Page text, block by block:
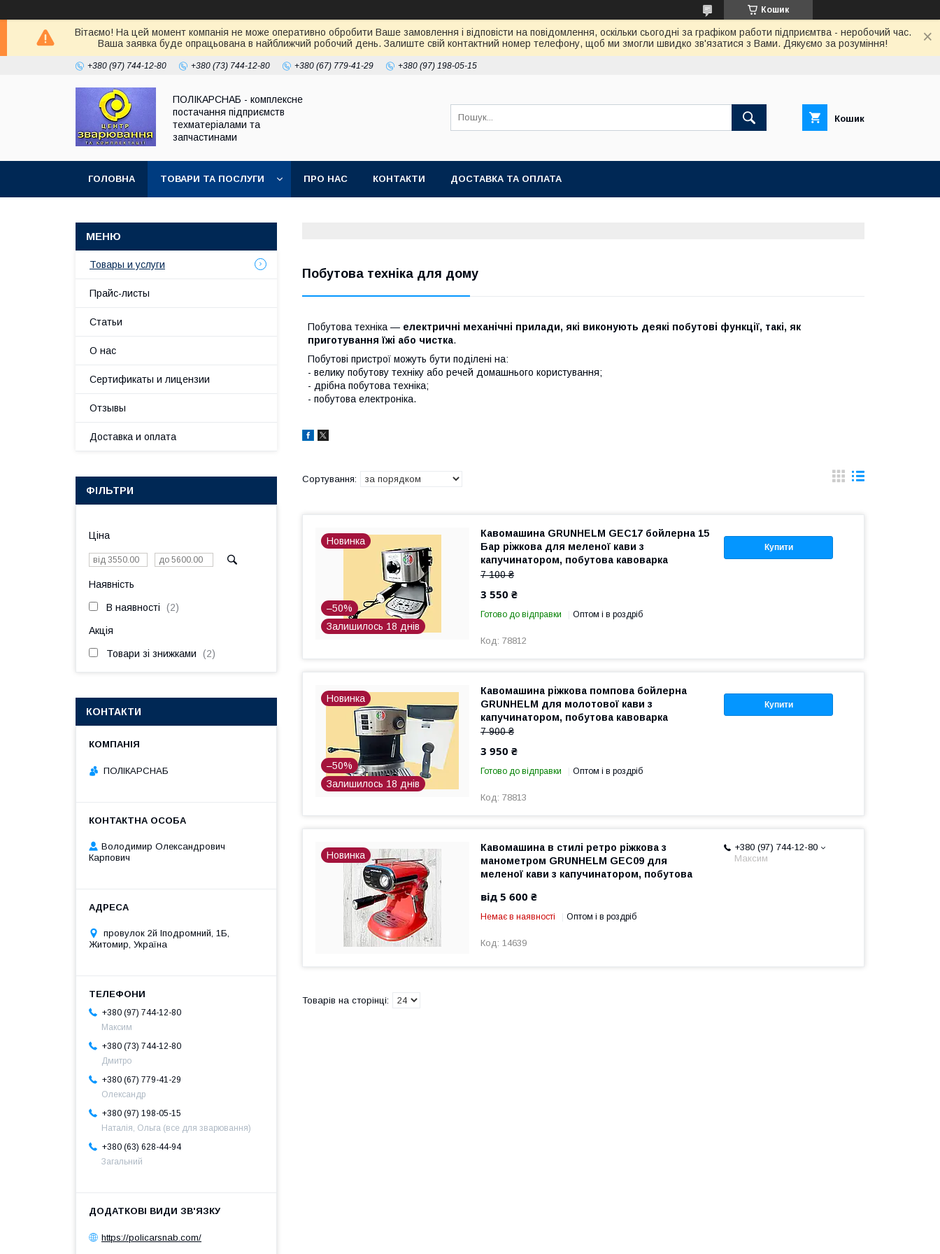
Кошик
Вітаємо! На цей момент компанія не може оперативно обробити Ваше замовлення і відповісти на повідомлення, оскільки сьогодні за графіком работи підприємтва - неробочий час.
Ваша заявка буде опрацьована в найближчий робочий день. Залиште свій контактний номер телефону, щоб ми змогли швидко зв'язатися з Вами. Дякуємо за розуміння!
+380 (97) 744-12-80 +380 (73) 744-12-80 +380 (67) 779-41-29 +380 (97) 198-05-15
ПОЛІКАРСНАБ - комплексне
постачання підприємств
техматеріалами та
запчастинами
Кошик
ГОЛОВНА ТОВАРИ ТА ПОСЛУГИ ПРО НАС КОНТАКТИ ДОСТАВКА ТА ОПЛАТА
Побутова техніка для дому
Побутова техніка — електричні механічні прилади, які виконують деякі побутові функції, такі, як
приготування їжі або чистка.
Побутові пристрої можуть бути поділені на:
- велику побутову техніку або речей домашнього користування;
- дрібна побутова техніка;
- побутова електроніка.
Новинка
–50%
Залишилось 18 днів
Купити
Кавомашина GRUNHELM GEC17 бойлерна 15
Бар ріжкова для меленої кави з
капучинатором, побутова кавоварка
еспресо
7 100 ₴
3 550 ₴
Готово до відправки Оптом і в роздріб
78812
Новинка
–50%
Залишилось 18 днів
Купити
Кавомашина ріжкова помпова бойлерна
GRUNHELM для молотової кави з
капучинатором, побутова кавоварка
еспресо
7 900 ₴
3 950 ₴
Готово до відправки Оптом і в роздріб
78813
Новинка
+380 (97) 744-12-80
Максим
Кавомашина в стилі ретро ріжкова з
манометром GRUNHELM GEC09 для
меленої кави з капучинатором, побутова
від 5 600 ₴
Немає в наявності Оптом і в роздріб
14639
Товары и услуги
Прайс-листы
Статьи
О нас
Сертификаты и лицензии
Отзывы
Доставка и оплата
ФІЛЬТРИ
Ціна
Наявність
В наявності 2
Акція
Товари зі знижками 2
КОНТАКТИ
ПОЛІКАРСНАБ
Володимир Олександрович
Карпович
провулок 2й Іподромний, 1Б,
Житомир, Україна
+380 (97) 744-12-80
Максим
+380 (73) 744-12-80
Дмитро
+380 (67) 779-41-29
Олександр
+380 (97) 198-05-15
Наталія, Ольга (все для зварювання)
+380 (63) 628-44-94
Загальний
https://policarsnab.com/